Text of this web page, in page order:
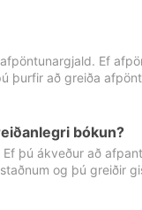
Ef
þurfir að greiða
bókun?
þú ákveður að
og þú greiðir